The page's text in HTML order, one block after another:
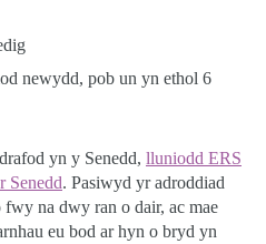
newydd, pob un yn ethol 6
yn y Senedd, lluniodd ERS
Senedd. Pasiwyd yr adroddiad
na dwy ran o dair, ac mae
eu bod ar hyn o bryd yn